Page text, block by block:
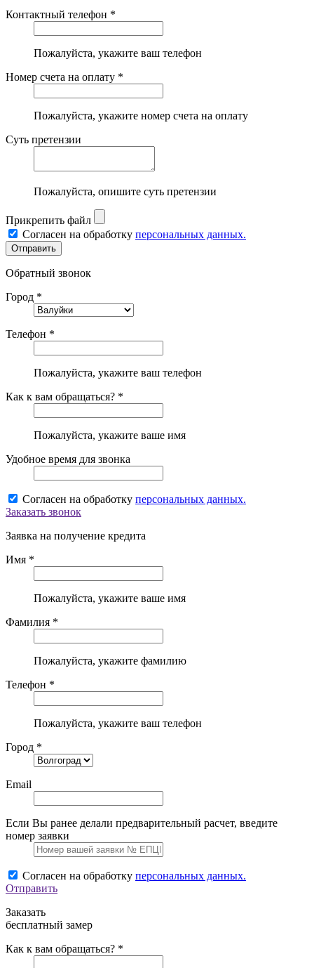
Контактный телефон *
Пожалуйста, укажите ваш телефон
Номер счета на оплату *
Пожалуйста, укажите номер счета на оплату
Суть претензии
Пожалуйста, опишите суть претензии
Прикрепить файл
Согласен на обработку персональных данных.
Обратный звонок
Город *
Телефон *
Пожалуйста, укажите ваш телефон
Как к вам обращаться? *
Пожалуйста, укажите ваше имя
Удобное время для звонка
Согласен на обработку персональных данных.
Заказать звонок
Заявка на получение кредита
Имя *
Пожалуйста, укажите ваше имя
Фамилия *
Пожалуйста, укажите фамилию
Телефон *
Пожалуйста, укажите ваш телефон
Город *
Email
Если Вы ранее делали предварительный расчет, введите
номер заявки
Согласен на обработку персональных данных.
Отправить
Заказать
бесплатный замер
Как к вам обращаться? *